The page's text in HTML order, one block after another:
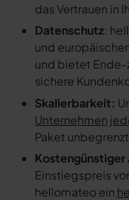
das Vertrauen in
Datenschutz:
und
und bietet
sichere
Skalierbarkeit:
Unternehmen
Paket
Kostengünstiger
Einstiegspreis
hellomateo ein